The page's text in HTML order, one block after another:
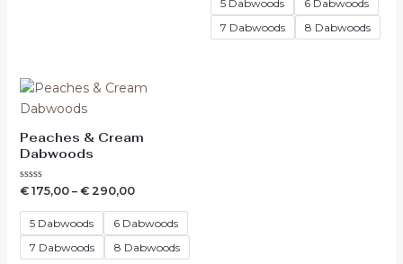
5 Dabwoods
6 Dabwoods
7 Dabwoods
8 Dabwoods
Peaches & Cream
Dabwoods
Waardering
uit
€175,00– €290,00
5 Dabwoods
6 Dabwoods
7 Dabwoods
8 Dabwoods